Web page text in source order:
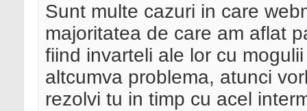
Sunt multe cazuri in care
majoritatea de care am aflat
fiind invarteli ale lor cu
altcumva problema, atunci
rezolvi tu in timp cu acel